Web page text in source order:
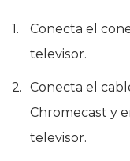
Conecta el
televisor.
Conecta el
Chromecast y
televisor.